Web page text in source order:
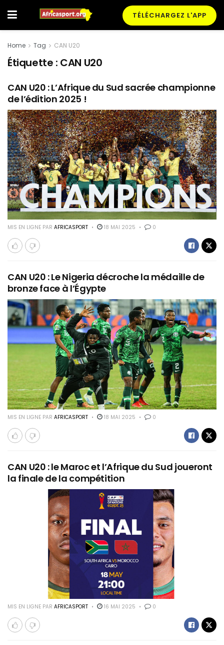
TÉLÉCHARGEZ L'APP
Home Tag CAN U20
Étiquette : CAN U20
CAN U20 : L’Afrique du Sud sacrée championne
de l’édition 2025 !
MIS EN LIGNE PAR AFRICASPORT 18 MAI 2025 0
CAN U20 : Le Nigeria décroche la médaille de
bronze face à l’Égypte
MIS EN LIGNE PAR AFRICASPORT 18 MAI 2025 0
CAN U20 : le Maroc et l’Afrique du Sud joueront
la finale de la compétition
MIS EN LIGNE PAR AFRICASPORT 16 MAI 2025 0